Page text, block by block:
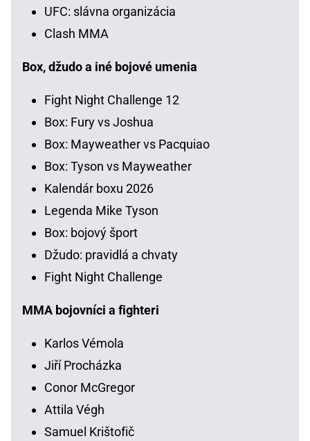
UFC: slávna organizácia
Clash MMA
Box, džudo a iné bojové umenia
Fight Night Challenge 12
Box: Fury vs Joshua
Box: Mayweather vs Pacquiao
Box: Tyson vs Mayweather
Kalendár boxu 2026
Legenda Mike Tyson
Box: bojový šport
Džudo: pravidlá a chvaty
Fight Night Challenge
MMA bojovníci a fighteri
Karlos Vémola
Jiří Procházka
Conor McGregor
Attila Végh
Samuel Krištofič